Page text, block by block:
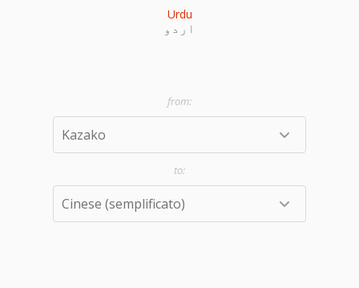
Urdu
اردو